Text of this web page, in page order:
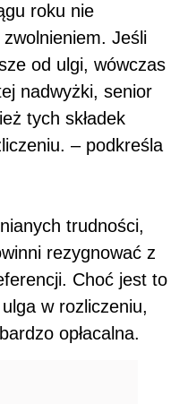
roku nie
Jeśli
od ulgi, wówczas
nadwyżki, senior
tych składek
– podkreśla
trudności,
rezygnować z
Choć jest to
w rozliczeniu,
opłacalna.